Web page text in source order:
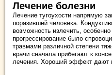
Лечение болезни
Лечение тугоухости напрямую
поразившей человека.
возможность излечить,
прогрессирование было
травмами различной степени
врачи сначала прибегают к
лечения. Хороший эффект дают